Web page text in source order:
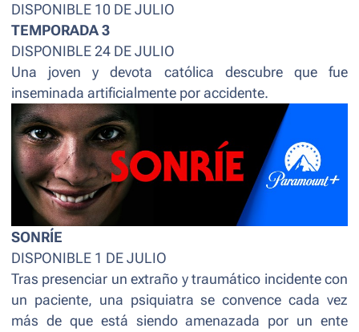
DISPONIBLE 10 DE JULIO
TEMPORADA 3
DISPONIBLE 24 DE JULIO
Una joven y devota católica descubre que fue
inseminada artificialmente por accidente.
SONRÍE
DISPONIBLE 1 DE JULIO
Tras presenciar un extraño y traumático incidente con
un paciente, una psiquiatra se convence cada vez
más de que está siendo amenazada por un ente